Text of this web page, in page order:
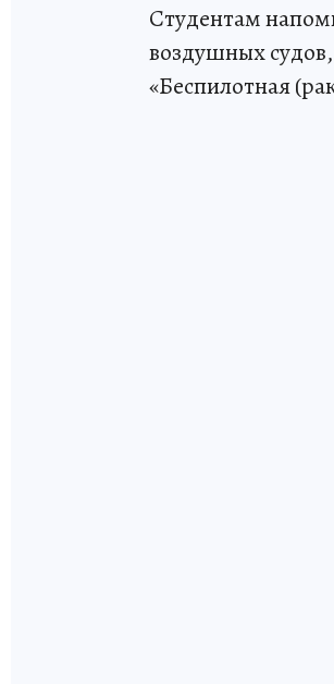
Студентам
воздушных
«Беспилотная